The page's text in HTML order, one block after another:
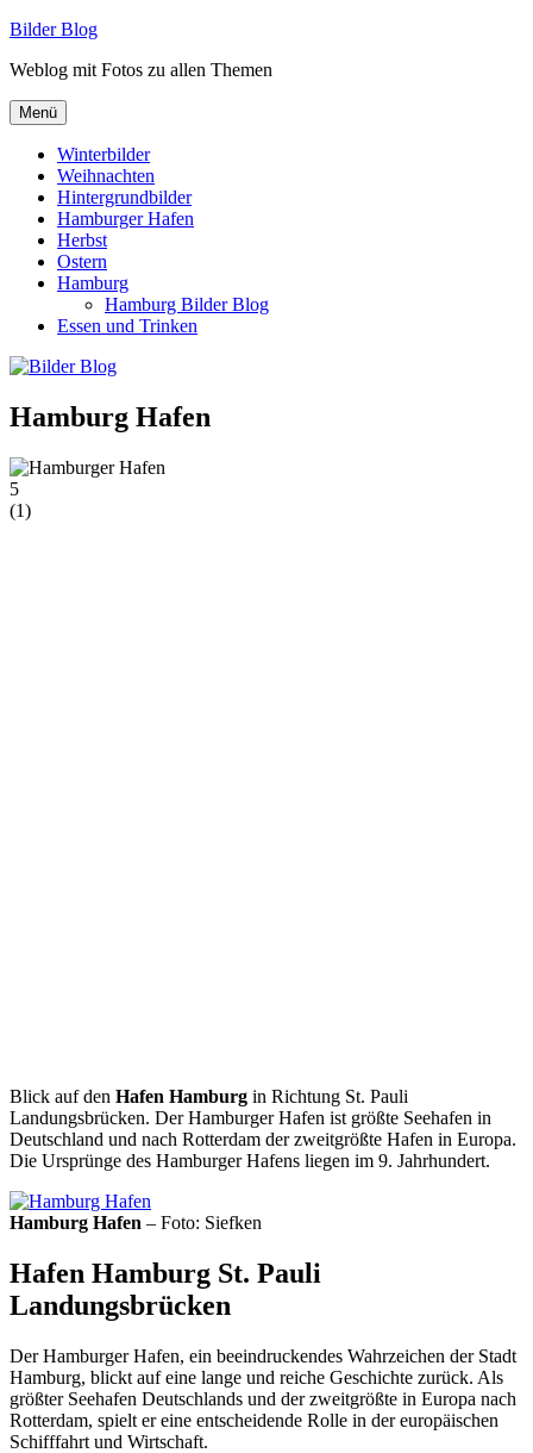
Zum
springen
Bilder Blog
Weblog mit Fotos zu allen Themen
Menü
Winterbilder
Weihnachten
Hintergrundbilder
Hamburger Hafen
Herbst
Ostern
Hamburg
Hamburg Bilder Blog
Essen und Trinken
Hamburg Hafen
5
(1)
Blick auf den Hafen Hamburg in Richtung St. Pauli
Landungsbrücken. Der Hamburger Hafen ist größte Seehafen in
Deutschland und nach Rotterdam der zweitgrößte Hafen in Europa.
Die Ursprünge des Hamburger Hafens liegen im 9. Jahrhundert.
Hamburg Hafen – Foto: Siefken
Hafen Hamburg St. Pauli
Landungsbrücken
Der Hamburger Hafen, ein beeindruckendes Wahrzeichen der Stadt
Hamburg, blickt auf eine lange und reiche Geschichte zurück. Als
größter Seehafen Deutschlands und der zweitgrößte in Europa nach
Rotterdam, spielt er eine entscheidende Rolle in der europäischen
Schifffahrt und Wirtschaft.